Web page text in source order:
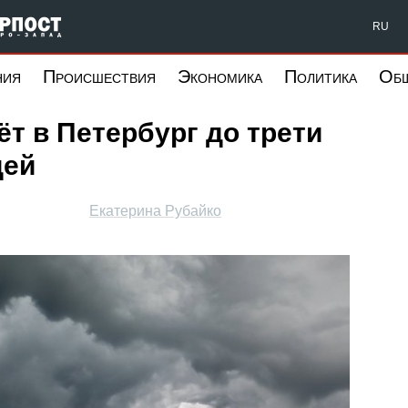
Форпост Северо-Запад RU
Происшествия Экономика Политика
в Петербург до трети
Екатерина Рубайко